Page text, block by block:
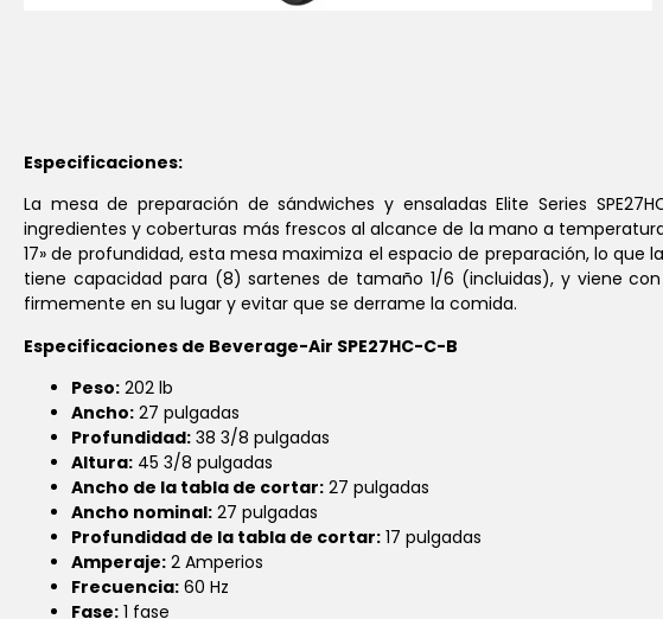
Especificaciones:
La mesa de preparación de sándwiches y ensaladas Elite Series
ingredientes y coberturas más frescos al alcance de la mano a
17» de profundidad, esta mesa maximiza el espacio de preparación, lo que
tiene capacidad para (8) sartenes de tamaño 1/6 (incluidas), y viene
firmemente en su lugar y evitar que se derrame la comida.
Especificaciones de Beverage-Air SPE27HC-C-B
Peso: 202 lb
Ancho: 27 pulgadas
Profundidad: 38 3/8 pulgadas
Altura: 45 3/8 pulgadas
Ancho de la tabla de cortar: 27 pulgadas
Ancho nominal: 27 pulgadas
Profundidad de la tabla de cortar: 17 pulgadas
Amperaje: 2 Amperios
Frecuencia: 60 Hz
Fase: 1 fase